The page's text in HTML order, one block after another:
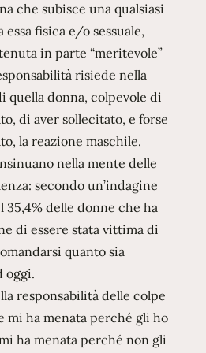
che subisce una qualsiasi
fisica e/o sessuale,
in parte “meritevole”
risiede nella
quella donna, colpevole di
di aver sollecitato, e forse
la reazione maschile.
nella mente delle
secondo un’indagine
35,4% delle donne che ha
di essere stata vittima di
quanto sia
oggi.
responsabilità delle colpe
mi ha menata perché gli ho
ha menata perché non gli